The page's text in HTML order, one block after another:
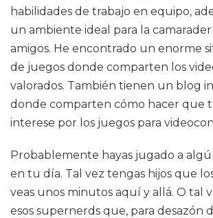
habilidades de trabajo en equipo,
un ambiente ideal para la
amigos. He encontrado un enorme
de juegos donde comparten los
valorados. También tienen un blog
donde comparten cómo hacer que
interese por los juegos para
Probablemente hayas jugado a
en tu día. Tal vez tengas hijos que
veas unos minutos aquí y allá. O tal
esos supernerds que, para desazón